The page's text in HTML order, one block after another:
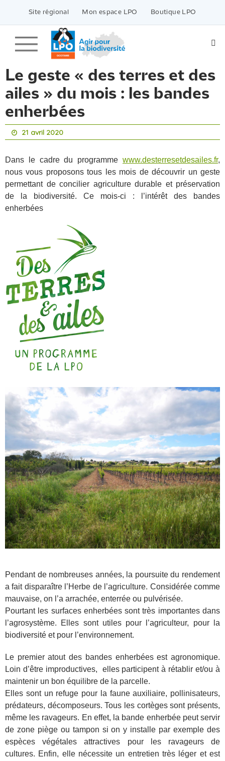
contenu
Site régional Mon espace LPO Boutique LPO
Le geste « des terres et des
ailes » du mois : les bandes
enherbées
21 avril 2020
Dans le cadre du programme www.desterresetdesailes.fr,
nous vous proposons tous les mois de découvrir un geste
permettant de concilier agriculture durable et préservation
de la biodiversité. Ce mois-ci : l’intérêt des bandes
enherbées
Pendant de nombreuses années, la poursuite du rendement
a fait disparaître l’Herbe de l’agriculture. Considérée comme
mauvaise, on l’a arrachée, enterrée ou pulvérisée.
Pourtant les surfaces enherbées sont très importantes dans
l’agrosystème. Elles sont utiles pour l’agriculteur, pour la
biodiversité et pour l’environnement.
Le premier atout des bandes enherbées est agronomique.
Loin d’être improductives, elles participent à rétablir et/ou à
maintenir un bon équilibre de la parcelle.
Elles sont un refuge pour la faune auxiliaire, pollinisateurs,
prédateurs, décomposeurs. Tous les cortèges sont présents,
même les ravageurs. En effet, la bande enherbée peut servir
de zone piège ou tampon si on y installe par exemple des
espèces végétales attractives pour les ravageurs de
cultures. Enfin, elle nécessite un entretien très léger et est